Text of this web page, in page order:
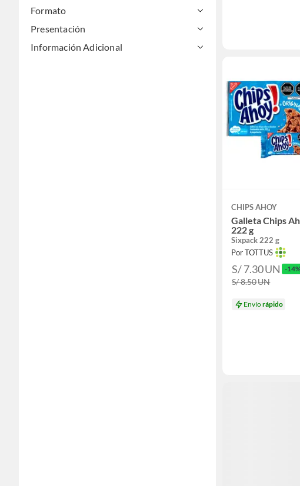
Formato
Presentación
Información Adicional
CHIPS AHOY
Galleta Chips
222 g
Sixpack 222 g
Por TOTTUS
S/ 7.30UN -14%
S/ 8.50UN
Envíorápido